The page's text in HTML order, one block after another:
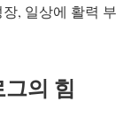
, 일상에 활력 부
의 힘